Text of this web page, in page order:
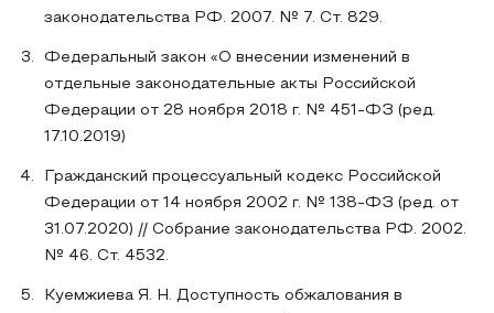
законодательства РФ. 2007. № 7. Ст. 829.
Федеральный закон «О внесении изменений в
отдельные законодательные акты Российской
Федерации от 28 ноября 2018 г. № 451-ФЗ (ред.
17.10.2019)
Гражданский процессуальный кодекс Российской
Федерации от 14 ноября 2002 г. № 138-ФЗ (ред. от
31.07.2020) // Собрание законодательства РФ. 2002.
№ 46. Ст. 4532.
Куемжиева Я. Н. Доступность обжалования в